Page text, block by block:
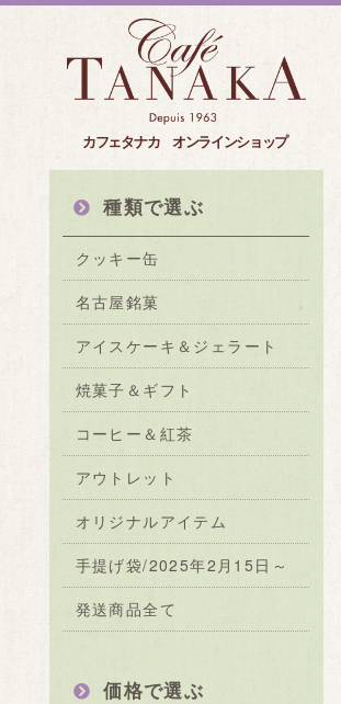
カフェタナカ オンラインショップ
種類で選ぶ
クッキー缶
名古屋銘菓
アイスケーキ＆ジェラート
焼菓子＆ギフト
コーヒー＆紅茶
アウトレット
オリジナルアイテム
手提げ袋/2025年2月15日～
発送商品全て
価格で選ぶ